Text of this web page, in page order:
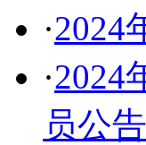
·2024
·2024
员公告